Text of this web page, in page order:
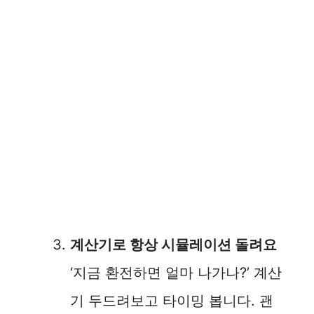
계산기로 항상 시뮬레이션 돌려요
‘지금 환전하면 얼마 나가나?’ 계산
기 두드려보고 타이밍 봅니다. 괜